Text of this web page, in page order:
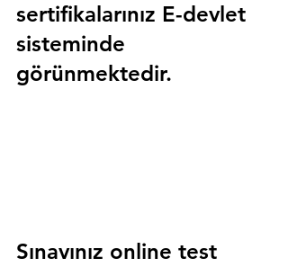
sertifikalarınız E-devlet
sisteminde
görünmektedir.
Sınavınız online test